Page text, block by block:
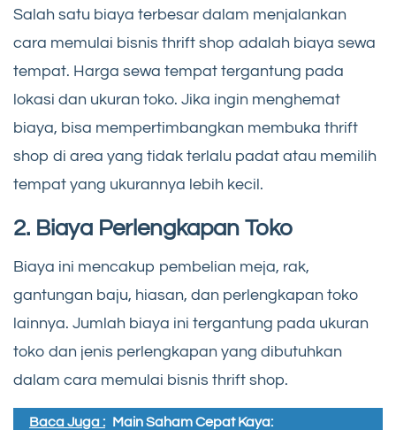
Salah satu biaya terbesar dalam menjalankan
cara memulai bisnis thrift shop adalah biaya sewa
tempat. Harga sewa tempat tergantung pada
lokasi dan ukuran toko. Jika ingin menghemat
biaya, bisa mempertimbangkan membuka thrift
shop di area yang tidak terlalu padat atau memilih
tempat yang ukurannya lebih kecil.
2. Biaya Perlengkapan Toko
Biaya ini mencakup pembelian meja, rak,
gantungan baju, hiasan, dan perlengkapan toko
lainnya. Jumlah biaya ini tergantung pada ukuran
toko dan jenis perlengkapan yang dibutuhkan
dalam cara memulai bisnis thrift shop.
Baca Juga : Main Saham Cepat Kaya: